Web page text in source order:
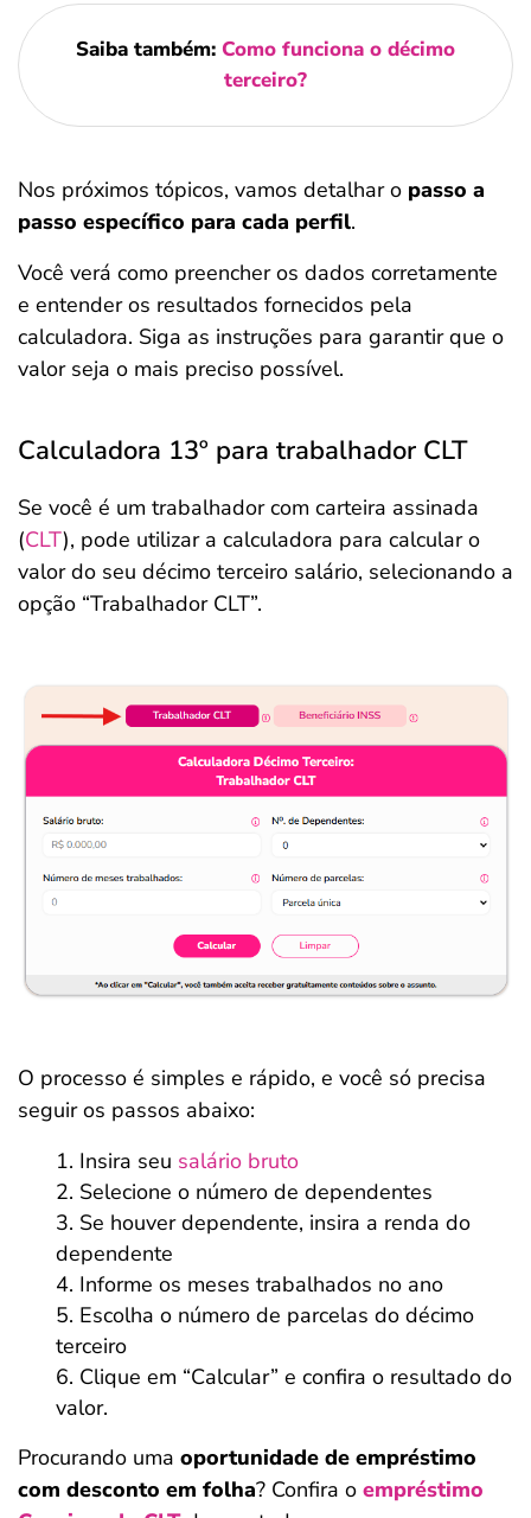
Saiba também: Como funciona o décimo
terceiro?
Nos próximos tópicos, vamos detalhar o passo a
passo específico para cada perfil.
Você verá como preencher os dados corretamente
e entender os resultados fornecidos pela
calculadora. Siga as instruções para garantir que o
valor seja o mais preciso possível.
Calculadora 13º para trabalhador CLT
Se você é um trabalhador com carteira assinada
(CLT), pode utilizar a calculadora para calcular o
valor do seu décimo terceiro salário, selecionando a
opção “Trabalhador CLT”.
O processo é simples e rápido, e você só precisa
seguir os passos abaixo:
Insira seu salário bruto
Selecione o número de dependentes
Se houver dependente, insira a renda do
dependente
Informe os meses trabalhados no ano
Escolha o número de parcelas do décimo
terceiro
Clique em “Calcular” e confira o resultado do
valor.
Procurando uma oportunidade de empréstimo
com desconto em folha? Confira o empréstimo